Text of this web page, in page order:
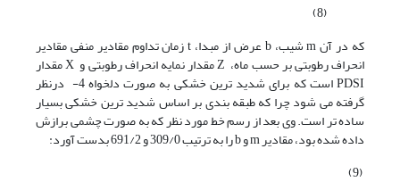
(8)
که در آن m شیب، b عرض از مبدا، t زمان تداوم مقادیر منفی مقادیر
انحراف رطوبتی بر حسب ماه، Z مقدار نمایه انحراف رطوبتی و X مقدار
PDSI است که برای شدید ترین خشکی به صورت دلخواه 4- درنظر
گرفته می شود چرا که طبقه بندی بر اساس شدید ترین خشکی بسیار
ساده تر است. وی بعد از رسم خط مورد نظر که به صورت چشمی برازش
داده شده بود، مقادیر m و b را به ترتیب 309/0 و 691/2 بدست آورد:
(9)